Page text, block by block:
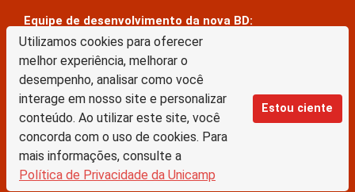
Utilizamos cookies para oferecer
melhor experiência, melhorar o
desempenho, analisar como você
interage em nosso site e personalizar
conteúdo. Ao utilizar este site, você
concorda com o uso de cookies. Para
mais informações, consulte a
Política de Privacidade da Unicamp
Estou ciente
Equipe de desenvolvimento da nova BD:
Keite Aparecida Duarte
Márcio Vinícius De Jesus Almeida
Saul Victor De Castro E Silva
A Biblioteca Digital da Unicamp está licenciado com uma Licença Creative Commons –
Atribuição Sem Derivações 4.0 Internacional